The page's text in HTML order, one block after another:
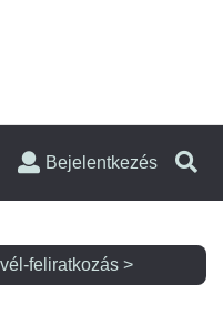
Bejelentkezés
feliratkozás >